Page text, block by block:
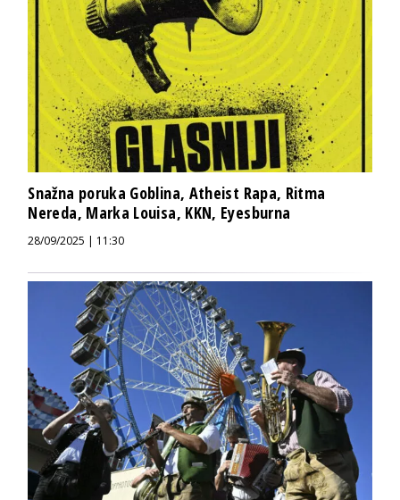
Snažna poruka Goblina, Atheist Rapa, Ritma
Nereda, Marka Louisa, KKN, Eyesburna
28/09/2025 | 11:30